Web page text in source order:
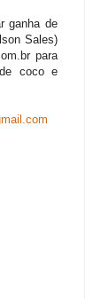
ganha de
Sales)
para
coco e